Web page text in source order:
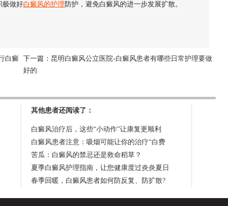
极做好白癜风的护理 防护，避免白癜风的进一步发展扩散。
白癜
下一篇： 昆明白癜风公立医院-白癜风患者有哪些日常护理要做
好的
其他患者还阅读了：
白癜风治疗后，这些“小动作”让康复更顺利
白癜风患者注意：吸烟可能让你的治疗“白费
苦瓜：白癜风的禁忌还是救命稻草？
夏季白癜风护理指南，让您健康度过炎炎夏日
春季回暖，白癜风患者如何防反复、防扩散?